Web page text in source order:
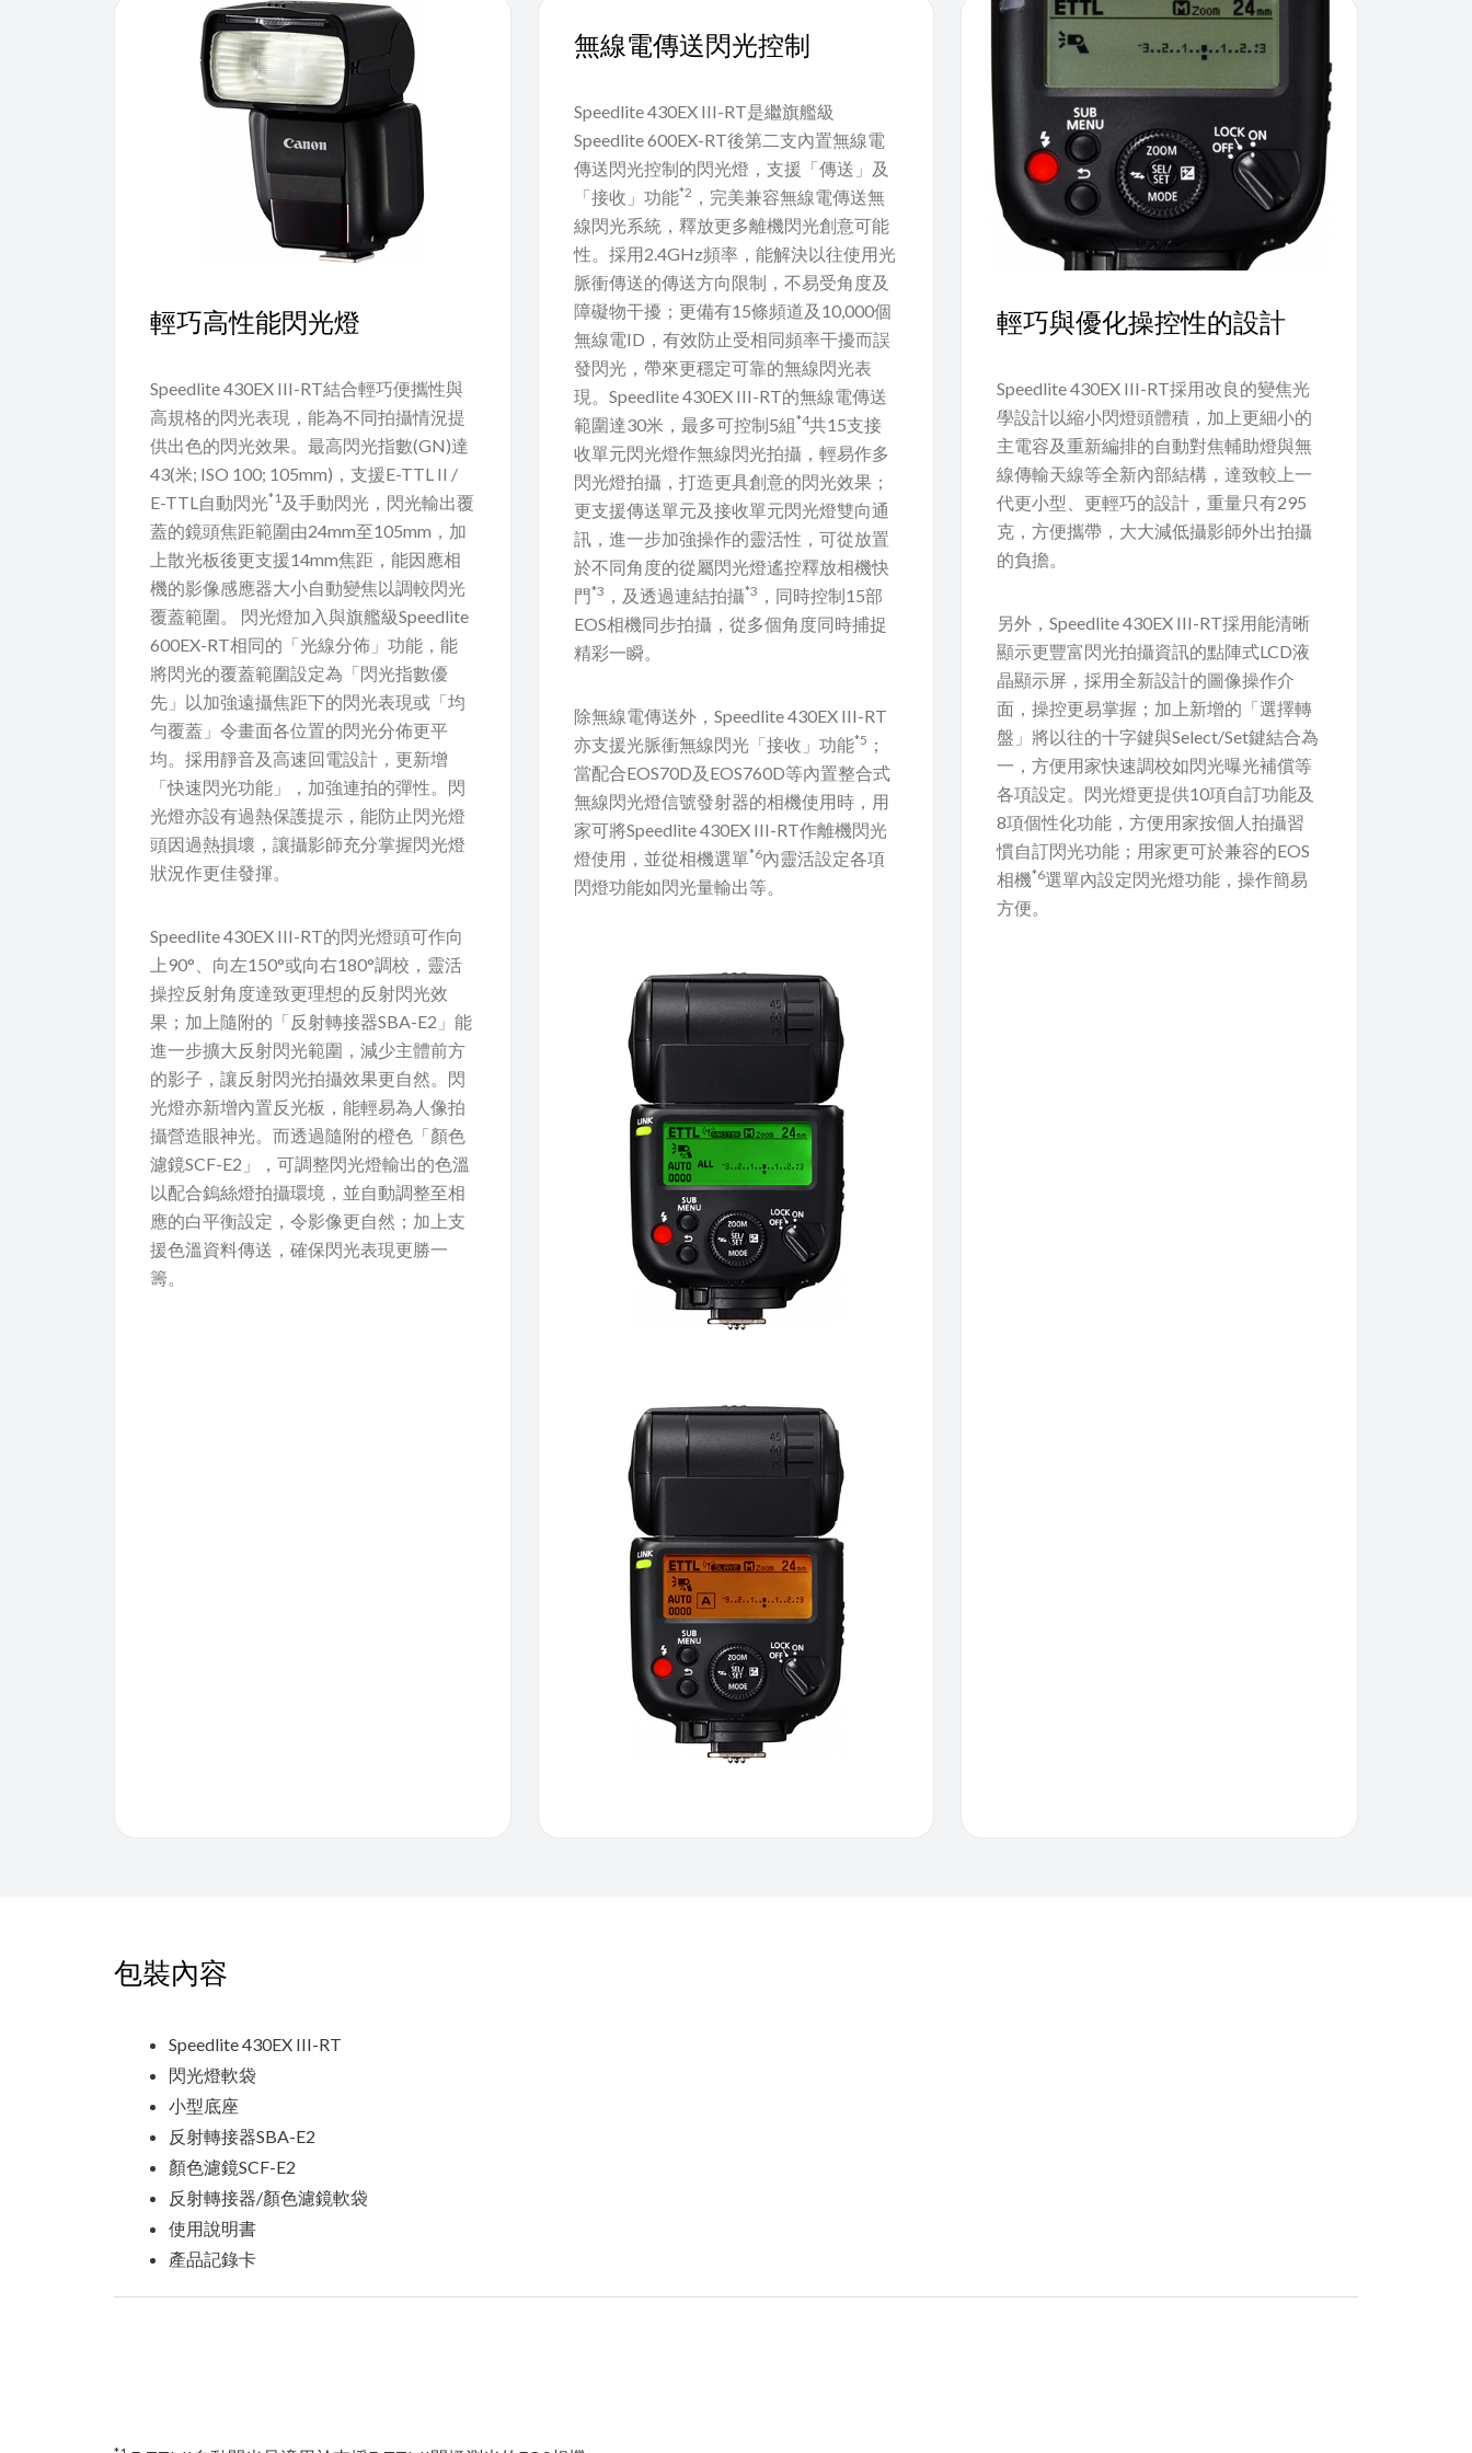
輕巧高性能閃光燈
Speedlite 430EX III-RT結合輕巧便攜性與
高規格的閃光表現，能為不同拍攝情況提
供出色的閃光效果。最高閃光指數(GN)達
43(米; ISO 100; 105mm)，支援E-TTL II /
E-TTL自動閃光*1及手動閃光，閃光輸出覆
蓋的鏡頭焦距範圍由24mm至105mm，加
上散光板後更支援14mm焦距，能因應相
機的影像感應器大小自動變焦以調較閃光
覆蓋範圍。 閃光燈加入與旗艦級Speedlite
600EX-RT相同的「光線分佈」功能，能
將閃光的覆蓋範圍設定為「閃光指數優
先」以加強遠攝焦距下的閃光表現或「均
勻覆蓋」令畫面各位置的閃光分佈更平
均。採用靜音及高速回電設計，更新增
「快速閃光功能」，加強連拍的彈性。閃
光燈亦設有過熱保護提示，能防止閃光燈
頭因過熱損壞，讓攝影師充分掌握閃光燈
狀況作更佳發揮。
Speedlite 430EX III-RT的閃光燈頭可作向
上90°、向左150°或向右180°調校，靈活
操控反射角度達致更理想的反射閃光效
果；加上隨附的「反射轉接器SBA-E2」能
進一步擴大反射閃光範圍，減少主體前方
的影子，讓反射閃光拍攝效果更自然。閃
光燈亦新增內置反光板，能輕易為人像拍
攝營造眼神光。而透過隨附的橙色「顏色
濾鏡SCF-E2」，可調整閃光燈輸出的色溫
以配合鎢絲燈拍攝環境，並自動調整至相
應的白平衡設定，令影像更自然；加上支
援色溫資料傳送，確保閃光表現更勝一
籌。
無線電傳送閃光控制
Speedlite 430EX III-RT是繼旗艦級
Speedlite 600EX-RT後第二支內置無線電
傳送閃光控制的閃光燈，支援「傳送」及
「接收」功能*2 ，完美兼容無線電傳送無
線閃光系統，釋放更多離機閃光創意可能
性。採用2.4GHz頻率，能解決以往使用光
脈衝傳送的傳送方向限制，不易受角度及
障礙物干擾；更備有15條頻道及10,000個
無線電ID，有效防止受相同頻率干擾而誤
發閃光，帶來更穩定可靠的無線閃光表
現。Speedlite 430EX III-RT的無線電傳送
範圍達30米，最多可控制5組*4共15支接
收單元閃光燈作無線閃光拍攝，輕易作多
閃光燈拍攝，打造更具創意的閃光效果；
更支援傳送單元及接收單元閃光燈雙向通
訊，進一步加強操作的靈活性，可從放置
於不同角度的從屬閃光燈遙控釋放相機快
門*3 ，及透過連結拍攝*3 ，同時控制15部
EOS相機同步拍攝，從多個角度同時捕捉
精彩一瞬。
除無線電傳送外，Speedlite 430EX III-RT
亦支援光脈衝無線閃光「接收」功能*5 ；
當配合EOS70D及EOS760D等內置整合式
無線閃光燈信號發射器的相機使用時，用
家可將Speedlite 430EX III-RT作離機閃光
燈使用，並從相機選單*6內靈活設定各項
閃燈功能如閃光量輸出等。
輕巧與優化操控性的設計
Speedlite 430EX III-RT採用改良的變焦光
學設計以縮小閃燈頭體積，加上更細小的
主電容及重新編排的自動對焦輔助燈與無
線傳輸天線等全新內部結構，達致較上一
代更小型、更輕巧的設計，重量只有295
克，方便攜帶，大大減低攝影師外出拍攝
的負擔。
另外，Speedlite 430EX III-RT採用能清晰
顯示更豐富閃光拍攝資訊的點陣式LCD液
晶顯示屏，採用全新設計的圖像操作介
面，操控更易掌握；加上新增的「選擇轉
盤」將以往的十字鍵與Select/Set鍵結合為
一，方便用家快速調校如閃光曝光補償等
各項設定。閃光燈更提供10項自訂功能及
8項個性化功能，方便用家按個人拍攝習
慣自訂閃光功能；用家更可於兼容的EOS
相機*6選單內設定閃光燈功能，操作簡易
方便。
包裝內容
Speedlite 430EX III-RT
閃光燈軟袋
小型底座
反射轉接器SBA-E2
顏色濾鏡SCF-E2
反射轉接器/顏色濾鏡軟袋
使用說明書
產品記錄卡